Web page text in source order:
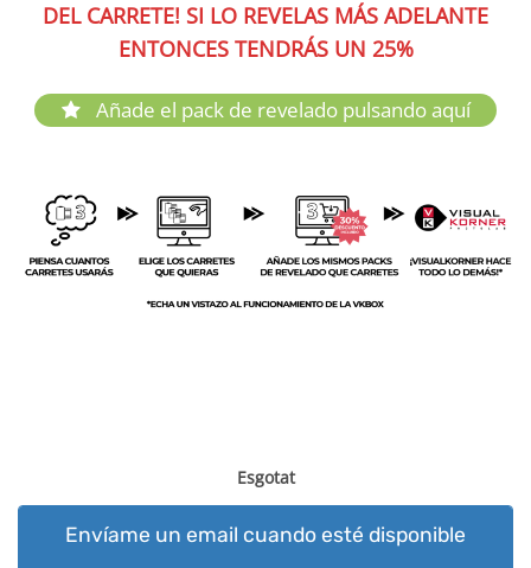
DEL CARRETE! SI LO REVELAS MÁS ADELANTE
ENTONCES TENDRÁS UN 25%
Añade el pack de revelado pulsando aquí
Esgotat
Envíame un email cuando esté disponible